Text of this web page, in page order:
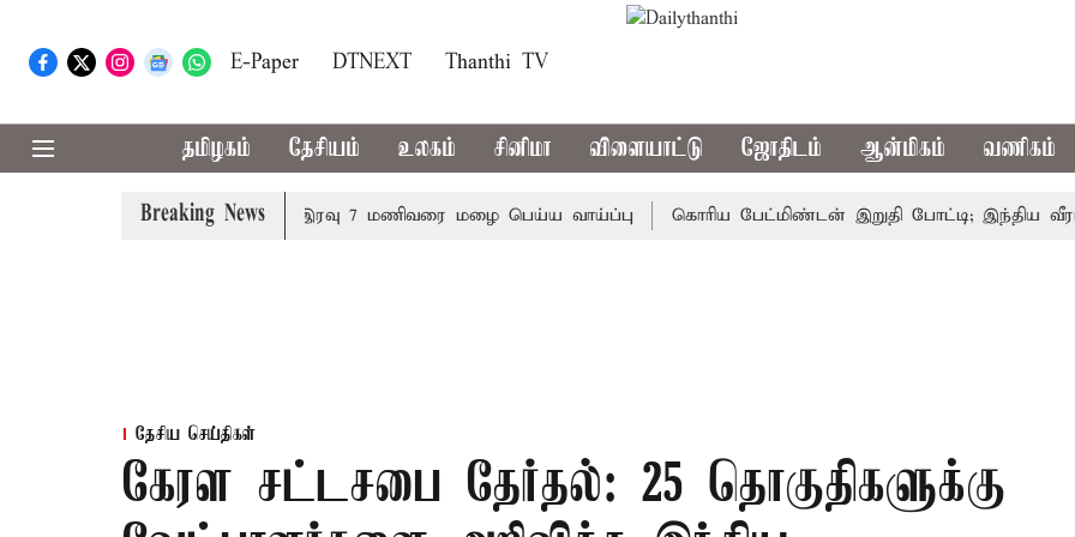
E-Paper DTNEXT Thanthi TV
தமிழகம் தேசியம் உலகம் சினிமா விளையாட்டு ஜோதிடம் ஆன்மிகம் வணிகம்
Breaking News
23 மாவட்டங்களில் இரவு 7 மணிவரை மழை பெய்ய வாய்ப்பு கொரிய பேட்மிண்டன் இறுதி போட்டி; இந்திய
தேசிய செய்திகள்
கேரள சட்டசபை தேர்தல்: 25 தொகுதிகளுக்கு